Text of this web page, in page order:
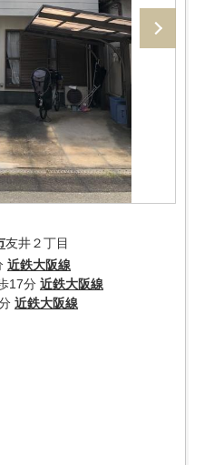
友井２丁目
近鉄大阪線
17分 近鉄大阪線
近鉄大阪線